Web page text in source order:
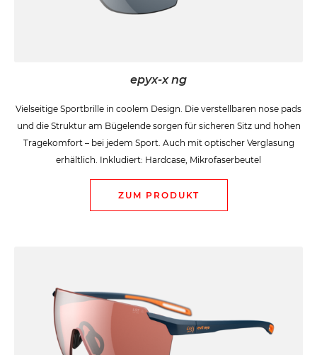
epyx-x ng
Vielseitige Sportbrille in coolem Design. Die verstellbaren nose pads
und die Struktur am Bügelende sorgen für sicheren Sitz und hohen
Tragekomfort – bei jedem Sport. Auch mit optischer Verglasung
erhältlich. Inkludiert: Hardcase, Mikrofaserbeutel
ZUM PRODUKT